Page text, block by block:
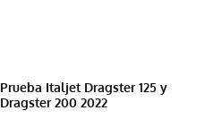
Prueba Italjet Dragster 125 y
Dragster 200 2022